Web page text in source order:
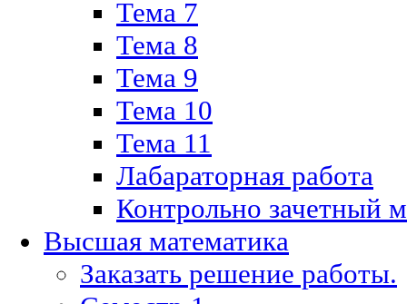
Тема 7
Тема 8
Тема 9
Тема 10
Тема 11
Лабараторная работа
Контрольно зачетный
Высшая математика
Заказать решение работы.